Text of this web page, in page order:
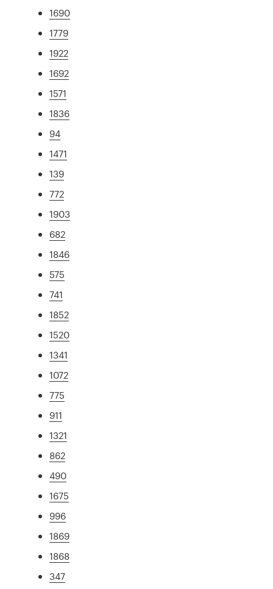
1690
1779
1922
1692
1571
1836
94
1471
139
772
1903
682
1846
575
741
1852
1520
1341
1072
775
911
1321
862
490
1675
996
1869
1868
347